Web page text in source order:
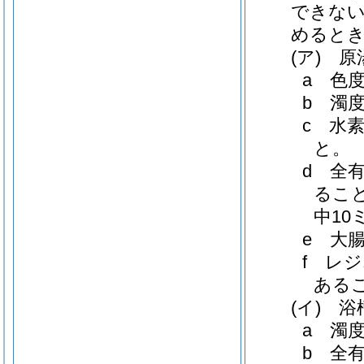
できな
めると
(ア)
原
a
色
b
濁
c
水
と。
d
全
るこ
中10
e
大
f
レ
ある
(イ)
浴
a
濁
b
全